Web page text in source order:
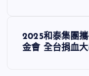
導
覽
2025和泰集團
金會 全台捐血